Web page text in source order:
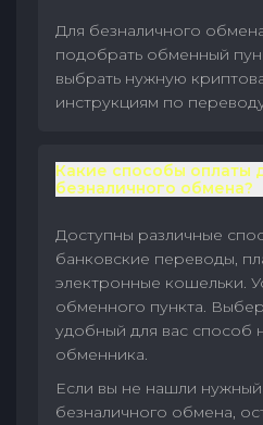
Для безналичного
подобрать обменный
выбрать нужную
инструкциям по
Какие способы оплаты
безналичного обмена?
Доступны различные
банковские переводы,
электронные кошельки.
обменного пункта.
удобный для вас способ
обменника.
Если вы не нашли
безналичного обмена,